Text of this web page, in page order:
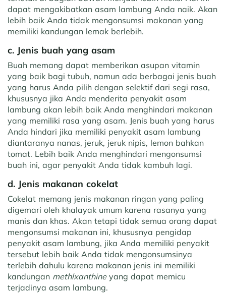
dapat mengakibatkan asam lambung Anda naik. Akan
lebih baik Anda tidak mengonsumsi makanan yang
memiliki kandungan lemak berlebih.
c. Jenis buah yang asam
Buah memang dapat memberikan asupan vitamin
yang baik bagi tubuh, namun ada berbagai jenis buah
yang harus Anda pilih dengan selektif dari segi rasa,
khususnya jika Anda menderita penyakit asam
lambung akan lebih baik Anda menghindari makanan
yang memiliki rasa yang asam. Jenis buah yang harus
Anda hindari jika memiliki penyakit asam lambung
diantaranya nanas, jeruk, jeruk nipis, lemon bahkan
tomat. Lebih baik Anda menghindari mengonsumsi
buah ini, agar penyakit Anda tidak kambuh lagi.
d. Jenis makanan cokelat
Cokelat memang jenis makanan ringan yang paling
digemari oleh khalayak umum karena rasanya yang
manis dan khas. Akan tetapi tidak semua orang dapat
mengonsumsi makanan ini, khususnya pengidap
penyakit asam lambung, jika Anda memiliki penyakit
tersebut lebih baik Anda tidak mengonsumsinya
terlebih dahulu karena makanan jenis ini memiliki
kandungan methlxanthineyang dapat memicu
terjadinya asam lambung.